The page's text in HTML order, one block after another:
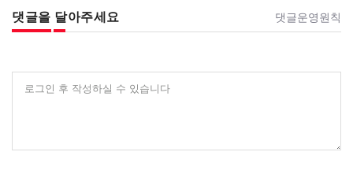
댓글을 달아주세요 댓글운영원칙
로그인 후 작성하실 수 있습니다